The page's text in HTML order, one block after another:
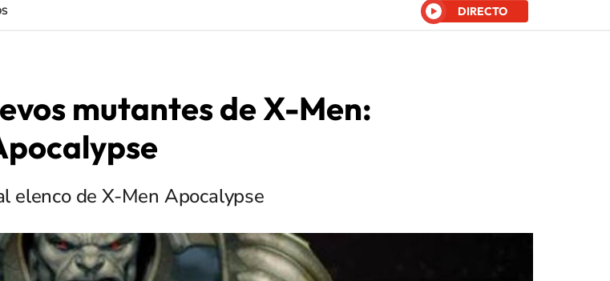
DIRECTO
mutantes de X-Men:
elenco de X-Men Apocalypse